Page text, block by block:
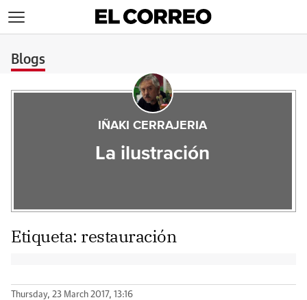
Blogs
IÑAKI CERRAJERIA
La ilustración
Etiqueta: restauración
Thursday, 23 March 2017, 13:16